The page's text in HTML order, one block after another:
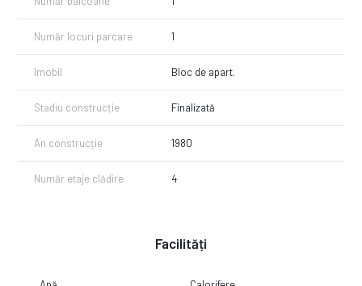
Număr locuri parcare 1
Imobil Bloc de apart.
Stadiu construcție Finalizată
An construcție 1980
Număr etaje clădire 4
Facilități